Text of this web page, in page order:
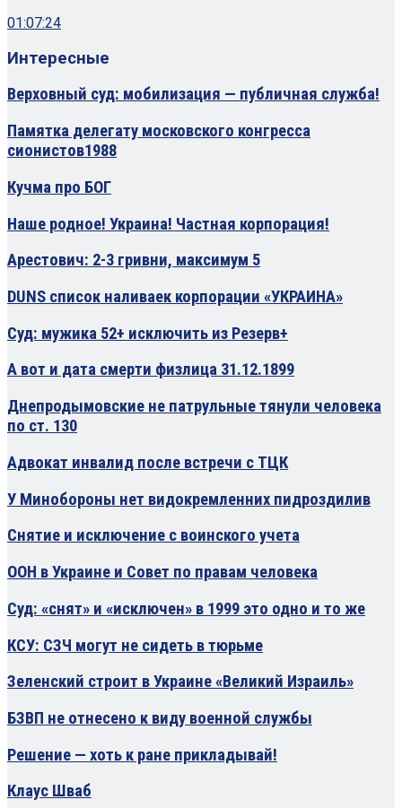
01:07:24
Интересные
Верховный суд: мобилизация — публичная служба!
Памятка делегату московского конгресса
сионистов1988
Кучма про БОГ
Наше родное! Украина! Частная корпорация!
Арестович: 2-3 гривни, максимум 5
DUNS список наливаек корпорации «УКРАИНА»
Суд: мужика 52+ исключить из Резерв+
А вот и дата смерти физлица 31.12.1899
Днепродымовские не патрульные тянули человека
по ст. 130
Адвокат инвалид после встречи с ТЦК
У Минобороны нет видокремленних пидроздилив
Снятие и исключение с воинского учета
ООН в Украине и Совет по правам человека
Суд: «снят» и «исключен» в 1999 это одно и то же
КСУ: СЗЧ могут не сидеть в тюрьме
Зеленский строит в Украине «Великий Израиль»
БЗВП не отнесено к виду военной службы
Решение — хоть к ране прикладывай!
Клаус Шваб